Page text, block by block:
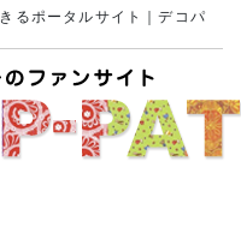
るポータルサイト｜デコパ